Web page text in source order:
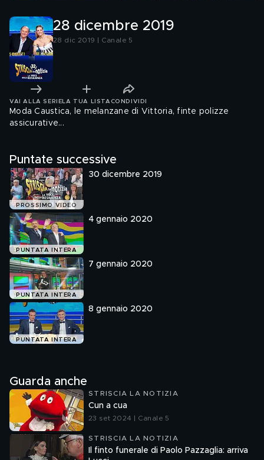
28 dicembre 2019
28 dic 2019 | Canale 5
VAI ALLA SERIE LA TUA LISTA CONDIVIDI
Moda Caustica, le melanzane di Vittoria, finte polizze
assicurative...
Puntate successive
PROSSIMO VIDEO
30 dicembre 2019
PUNTATA INTERA
4 gennaio 2020
PUNTATA INTERA
7 gennaio 2020
PUNTATA INTERA
8 gennaio 2020
Guarda anche
STRISCIA LA NOTIZIA
Cun a cua
23 set 2024 | Canale 5
STRISCIA LA NOTIZIA
Il finto funerale di Paolo Pazzaglia: arriva